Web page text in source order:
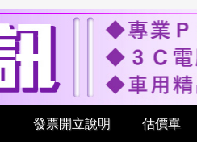
發票開立說明 估價單